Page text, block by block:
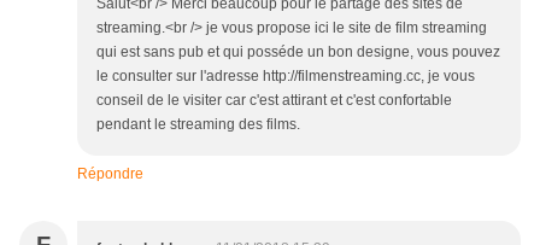
Salut<br /> Merci beaucoup pour le partage des sites de
streaming.<br /> je vous propose ici le site de film streaming
qui est sans pub et qui posséde un bon designe, vous pouvez
le consulter sur l'adresse http://filmenstreaming.cc, je vous
conseil de le visiter car c'est attirant et c'est confortable
pendant le streaming des films.
Répondre